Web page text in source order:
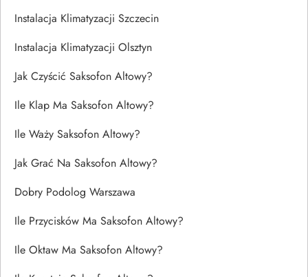
Instalacja Klimatyzacji Szczecin
Instalacja Klimatyzacji Olsztyn
Jak Czyścić Saksofon Altowy?
Ile Klap Ma Saksofon Altowy?
Ile Waży Saksofon Altowy?
Jak Grać Na Saksofon Altowy?
Dobry Podolog Warszawa
Ile Przycisków Ma Saksofon Altowy?
Ile Oktaw Ma Saksofon Altowy?